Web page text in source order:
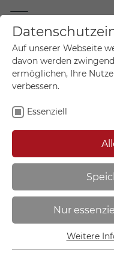
Mein Konto
Mein
Sie sind hier: Start
Wandtafel
Chemie | -
Auf unserer Webseite
davon werden
ermöglichen, Ihre
verbessern.
Essenziell
Nur
Essenziell
Essenzielle Cookies
Weitere